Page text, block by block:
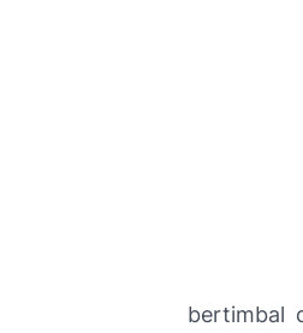
bertimbal